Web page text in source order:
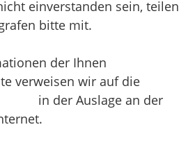
einverstanden sein, teilen
bitte mit.
der Ihnen
verweisen wir auf die
in der Auslage an der